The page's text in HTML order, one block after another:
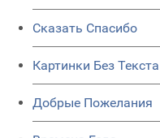
Сказать Спасибо
Картинки Без Текста
Добрые Пожелания